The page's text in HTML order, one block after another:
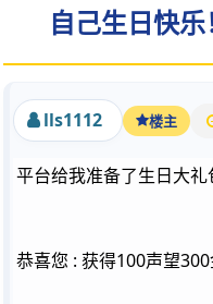
自己生日快
lls1112 楼主
平台给我准备了生日大礼
恭喜您 : 获得100声望